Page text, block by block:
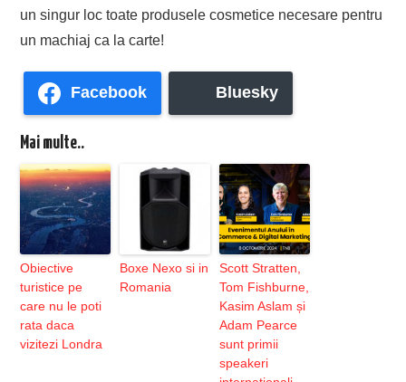
un singur loc toate produsele cosmetice necesare pentru
un machiaj ca la carte!
Facebook Bluesky
Mai multe..
Obiective
turistice pe
care nu le poti
rata daca
vizitezi Londra
Boxe Nexo si in
Romania
Scott Stratten,
Tom Fishburne,
Kasim Aslam și
Adam Pearce
sunt primii
speakeri